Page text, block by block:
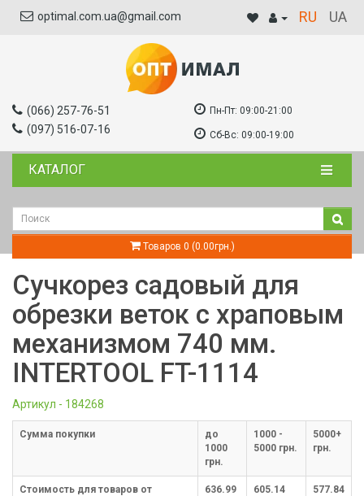
optimal.com.ua@gmail.com RU UA
(066) 257-76-51
(097) 516-07-16
Пн-Пт: 09:00-21:00
Сб-Вс: 09:00-19:00
КАТАЛОГ
Товаров 0 (0.00грн.)
Сучкорез садовый для
обрезки веток c храповым
механизмом 740 мм.
INTERTOOL FT-1114
Артикул - 184268
Cумма покупки
до
1000
грн.
1000 -
5000 грн.
5000+
грн.
Стоимость для товаров от
636.99
605.14
577.84